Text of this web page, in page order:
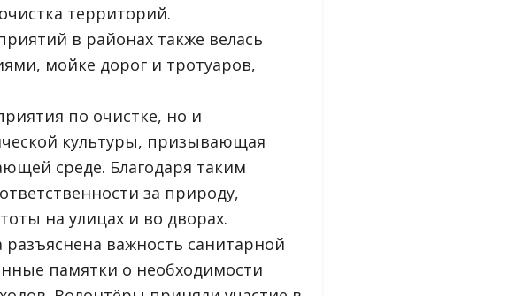
территорий.
в районах также велась
мойке дорог и тротуаров,
по очистке, но и
культуры, призывающая
среде. Благодаря таким
за природу,
на улицах и во дворах.
важность санитарной
памятки о необходимости